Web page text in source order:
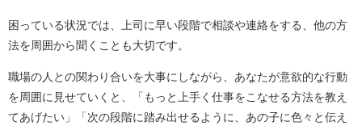
困っている状況では、上司に早い段階で相談や連絡をする、他の方
法を周囲から聞くことも大切です。
職場の人との関わり合いを大事にしながら、あなたが意欲的な行動
を周囲に見せていくと、「もっと上手く仕事をこなせる方法を教え
てあげたい」「次の段階に踏み出せるように、あの子に色々と伝え